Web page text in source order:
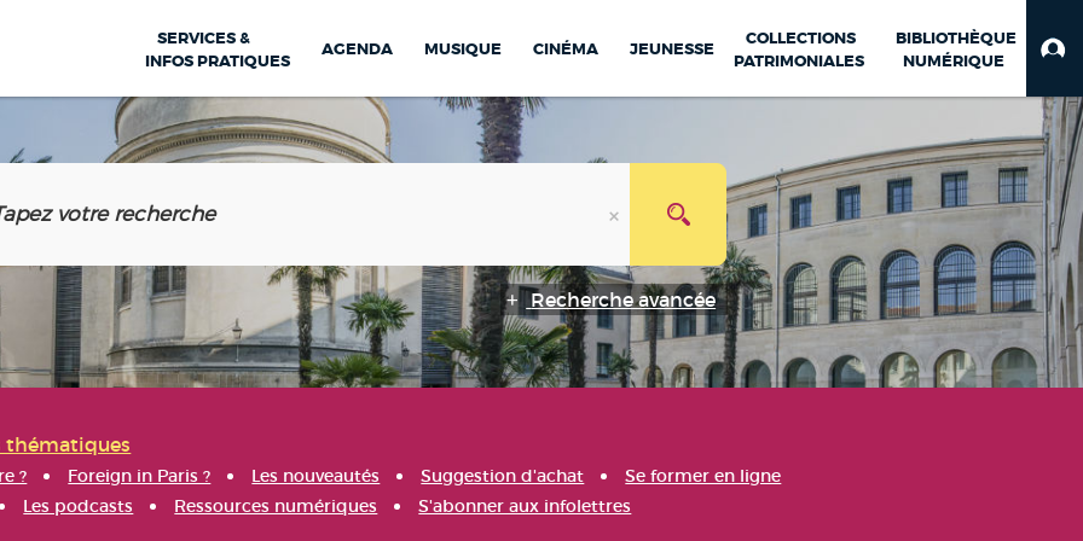
SERVICES &
INFOS PRATIQUES
AGENDA MUSIQUE CINÉMA JEUNESSE
COLLECTIONS
PATRIMONIALES
BIBLIOTHÈQUE
NUMÉRIQUE
Recherche avancée
thématiques
? Foreign in Paris ? Les nouveautés Suggestion d'achat
Se former en ligne
Les podcasts Ressources numériques S'abonner aux infolettres